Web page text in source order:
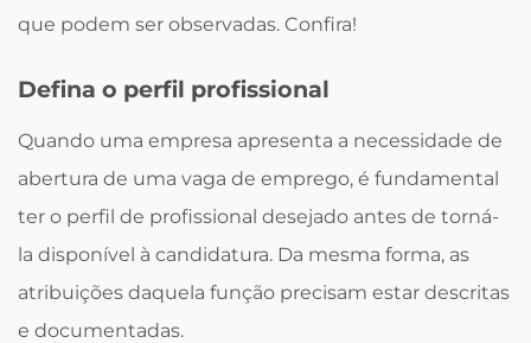
que podem ser observadas. Confira!
Defina o perfil profissional
Quando uma empresa apresenta a necessidade de
abertura de uma vaga de emprego, é fundamental
ter o perfil de profissional desejado antes de torná-
la disponível à candidatura. Da mesma forma, as
atribuições daquela função precisam estar descritas
e documentadas.